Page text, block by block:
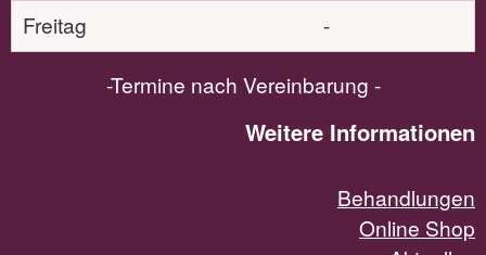
Freitag
-
-Termine nach Vereinbarung -
Weitere Informationen
Behandlungen
Online Shop